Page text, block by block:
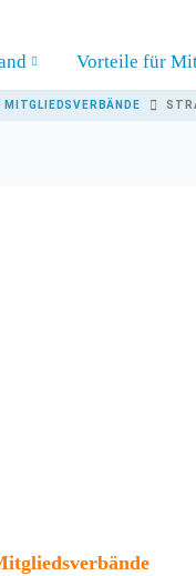
Vorteile für
MITGLIEDSVERBÄNDE